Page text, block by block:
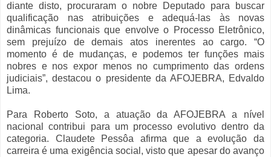
diante disto, procuraram o nobre Deputado para buscar
qualificação nas atribuições e adequá-las às novas
dinâmicas funcionais que envolve o Processo Eletrônico,
sem prejuízo de demais atos inerentes ao cargo. “O
momento é de mudanças, e podemos ter funções mais
nobres e nos expor menos no cumprimento das ordens
judiciais”, destacou o presidente da AFOJEBRA, Edvaldo
Lima.
Para Roberto Soto, a atuação da AFOJEBRA a nível
nacional contribui para um processo evolutivo dentro da
categoria. Claudete Pessôa afirma que a evolução da
carreira é uma exigência social, visto que apesar do avanço